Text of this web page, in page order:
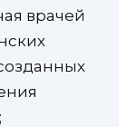
врачей